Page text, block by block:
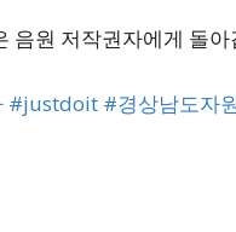
음원 저작권자에게 돌아
#justdoit #경상남도자